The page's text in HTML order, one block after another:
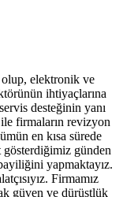
olup, elektronik ve
ihtiyaçlarına
desteğinin yanı
ile firmaların revizyon
en kısa sürede
gösterdiğimiz günden
yapmaktayız.
Firmamız
güven ve dürüstlük